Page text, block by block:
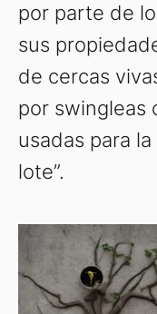
por parte de
sus
de cercas
por swingleas
usadas para
lote”.